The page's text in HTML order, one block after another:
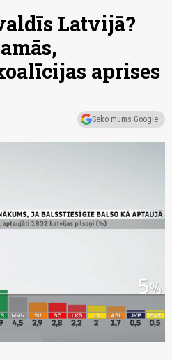
Latvijā?
aprises
Seko mums Google